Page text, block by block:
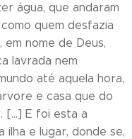
água, que andaram
quem desfazia
nome de Deus,
lavrada nem
até aquela hora,
e casa que do
[...] E foi esta a
ilha e lugar, donde se,